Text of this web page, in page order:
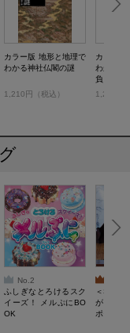
カラー版 地形と地理で
わかる神社仏閣の謎
1,210円（税込）
カラー版
わかる
負・名城
1,210円
No.2
ふしぎなとろけるスク
イーズ！ メルぷにBO
OK
＜SALE
がある
ポーチ